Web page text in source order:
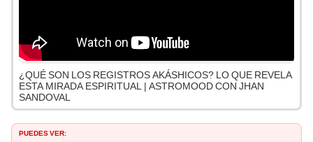
¿QUÉ SON LOS REGISTROS AKÁSHICOS? LO QUE REVELA
ESTA MIRADA ESPIRITUAL | ASTROMOOD CON JHAN
SANDOVAL
PUEDES VER: